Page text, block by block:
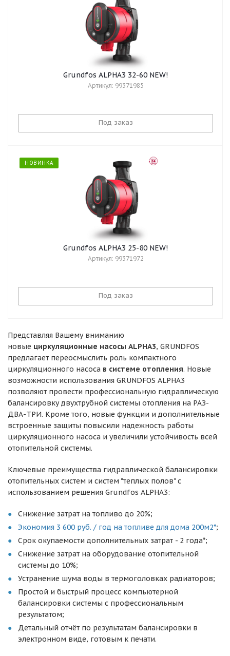
Grundfos ALPHA3 32-60 NEW!
Артикул: 99371985
Под заказ
НОВИНКА
Grundfos ALPHA3 25-80 NEW!
Артикул: 99371972
Под заказ
Представляя Вашему вниманию
новые циркуляционные насосы ALPHA3, GRUNDFOS
предлагает переосмыслить роль компактного
циркуляционного насоса в системе отопления. Новые
возможности использования GRUNDFOS ALPHA3
позволяют провести профессиональную гидравлическую
балансировку двухтрубной системы отопления на РАЗ-
ДВА-ТРИ. Кроме того, новые функции и дополнительные
встроенные защиты повысили надежность работы
циркуляционного насоса и увеличили устойчивость всей
отопительной системы.
Ключевые преимущества гидравлической балансировки
отопительных систем и систем "теплых полов" с
использованием решения Grundfos ALPHA3:
Снижение затрат на топливо до 20%;
Экономия 3 600 руб. / год на топливе для дома 200м2*;
Срок окупаемости дополнительных затрат - 2 года*;
Снижение затрат на оборудование отопительной
системы до 10%;
Устранение шума воды в термоголовках радиаторов;
Простой и быстрый процесс компьютерной
балансировки системы с профессиональным
результатом;
Детальный отчёт по результатам балансировки в
электронном виде, готовым к печати.